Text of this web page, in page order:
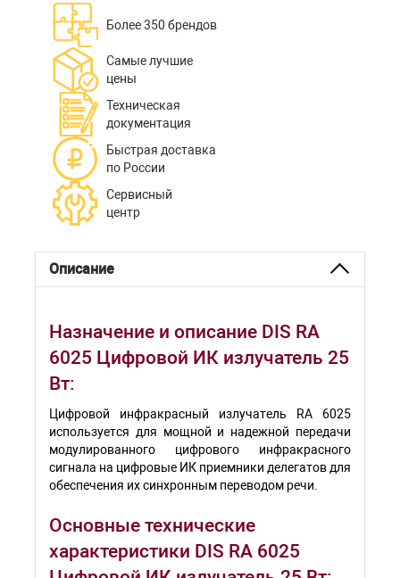
Более 350 брендов
Самые лучшие
цены
Техническая
документация
Быстрая доставка
по России
Сервисный
центр
Описание
Назначение и описание DIS RA
6025 Цифровой ИК излучатель 25
Вт:
Цифровой инфракрасный излучатель RA 6025
используется для мощной и надежной передачи
модулированного цифрового инфракрасного
сигнала на цифровые ИК приемники делегатов для
обеспечения их синхронным переводом речи.
Основные технические
характеристики DIS RA 6025